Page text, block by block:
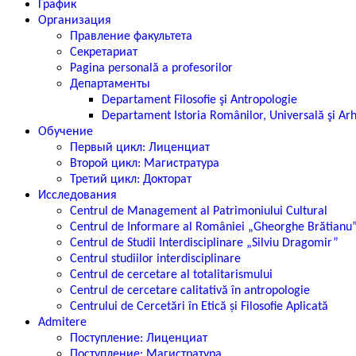
График
Организация
Правление факультета
Секретариат
Pagina personală a profesorilor
Департаменты
Departament Filosofie şi Antropologie
Departament Istoria Românilor, Universală şi
Обучение
Первый цикл: Лиценциат
Второй цикл: Магистратура
Третий цикл: Докторат
Исследования
Centrul de Management al Patrimoniului Cultural
Centrul de Informare al României „Gheorghe Brătianu”
Centrul de Studii Interdisciplinare „Silviu Dragomir”
Centrul studiilor interdisciplinare
Centrul de cercetare al totalitarismului
Centrul de cercetare calitativă în antropologie
Centrului de Cercetări în Etică și Filosofie Aplicată
Admitere
Поступление: Лиценциат